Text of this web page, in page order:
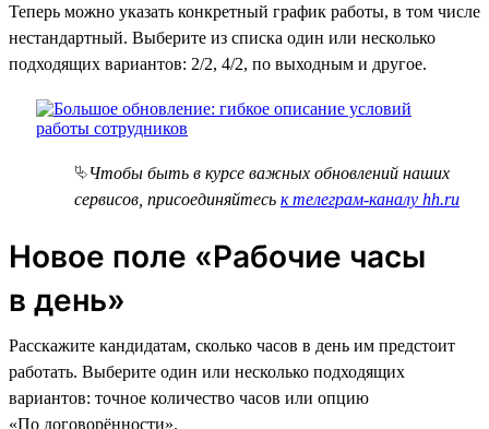
Теперь можно указать конкретный график работы, в том числе
нестандартный. Выберите из списка один или несколько
подходящих вариантов: 2/2, 4/2, по выходным и другое.
⮱Чтобы быть в курсе важных обновлений наших
сервисов, присоединяйтесь к телеграм-каналу hh.ru
Новое поле «Рабочие часы
в день»
Расскажите кандидатам, сколько часов в день им предстоит
работать. Выберите один или несколько подходящих
вариантов: точное количество часов или опцию
«По договорённости».